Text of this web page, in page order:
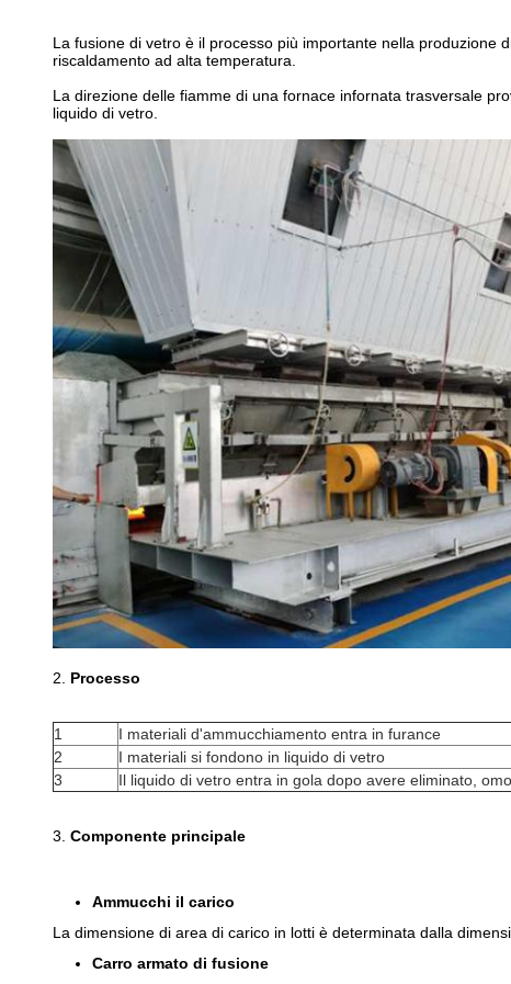
La fusione di vetro è il processo più importante nella produzione
riscaldamento ad alta temperatura.
La direzione delle fiamme di una fornace infornata trasversale
liquido di vetro.
2. Processo
1
I materiali d'ammucchiamento entra in furance
2
I materiali si fondono in liquido di vetro
3
Il liquido di vetro entra in gola dopo avere eliminato,
3. Componente principale
Ammucchi il carico
La dimensione di area di carico in lotti è determinata dalla
Carro armato di fusione